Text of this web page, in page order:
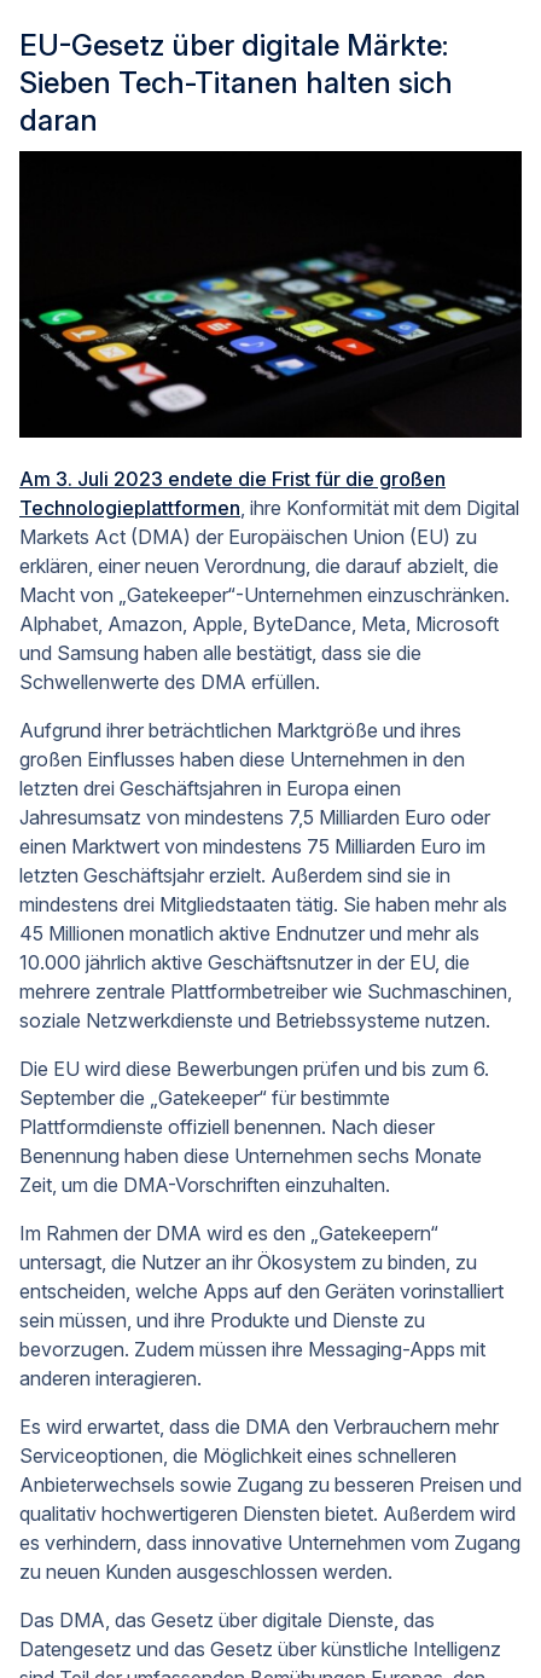
EU-Gesetz über digitale Märkte:
Sieben Tech-Titanen halten sich
daran
Am 3. Juli 2023 endete die Frist für die großen
Technologieplattformen , ihre Konformität mit dem Digital
Markets Act (DMA) der Europäischen Union (EU) zu
erklären, einer neuen Verordnung, die darauf abzielt, die
Macht von „Gatekeeper“-Unternehmen einzuschränken.
Alphabet, Amazon, Apple, ByteDance, Meta, Microsoft
und Samsung haben alle bestätigt, dass sie die
Schwellenwerte des DMA erfüllen.
Aufgrund ihrer beträchtlichen Marktgröße und ihres
großen Einflusses haben diese Unternehmen in den
letzten drei Geschäftsjahren in Europa einen
Jahresumsatz von mindestens 7,5 Milliarden Euro oder
einen Marktwert von mindestens 75 Milliarden Euro im
letzten Geschäftsjahr erzielt. Außerdem sind sie in
mindestens drei Mitgliedstaaten tätig. Sie haben mehr als
45 Millionen monatlich aktive Endnutzer und mehr als
10.000 jährlich aktive Geschäftsnutzer in der EU, die
mehrere zentrale Plattformbetreiber wie Suchmaschinen,
soziale Netzwerkdienste und Betriebssysteme nutzen.
Die EU wird diese Bewerbungen prüfen und bis zum 6.
September die „Gatekeeper“ für bestimmte
Plattformdienste offiziell benennen. Nach dieser
Benennung haben diese Unternehmen sechs Monate
Zeit, um die DMA-Vorschriften einzuhalten.
Im Rahmen der DMA wird es den „Gatekeepern“
untersagt, die Nutzer an ihr Ökosystem zu binden, zu
entscheiden, welche Apps auf den Geräten vorinstalliert
sein müssen, und ihre Produkte und Dienste zu
bevorzugen. Zudem müssen ihre Messaging-Apps mit
anderen interagieren.
Es wird erwartet, dass die DMA den Verbrauchern mehr
Serviceoptionen, die Möglichkeit eines schnelleren
Anbieterwechsels sowie Zugang zu besseren Preisen und
qualitativ hochwertigeren Diensten bietet. Außerdem wird
es verhindern, dass innovative Unternehmen vom Zugang
zu neuen Kunden ausgeschlossen werden.
Das DMA, das Gesetz über digitale Dienste, das
Datengesetz und das Gesetz über künstliche Intelligenz